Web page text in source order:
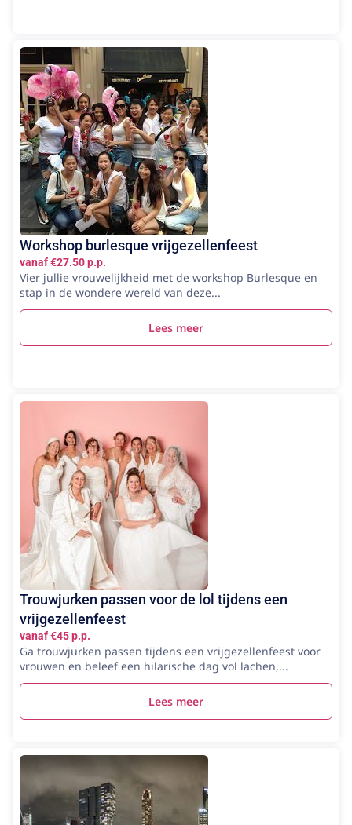
Workshop burlesque vrijgezellenfeest
vanaf €27.50 p.p.
Vier jullie vrouwelijkheid met de workshop Burlesque en
stap in de wondere wereld van deze...
Lees meer
Trouwjurken passen voor de lol tijdens een
vrijgezellenfeest
vanaf €45 p.p.
Ga trouwjurken passen tijdens een vrijgezellenfeest voor
vrouwen en beleef een hilarische dag vol lachen,...
Lees meer